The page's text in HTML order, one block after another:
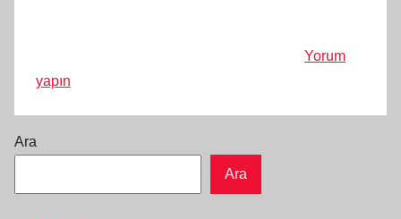
Yorum
yapın
Ara
Ara